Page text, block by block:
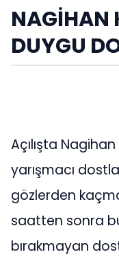
NAGİHAN
DUYGU
Açılışta
yarışmacı
gözlerden
saatten sonra
bırakmayan